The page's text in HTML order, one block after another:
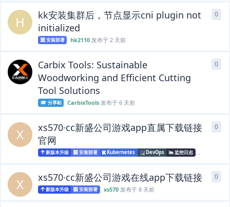
H
kk安装集群后，节点显示cni plugin not
initialized
安装部署 hk2110 发布于2 天前
0
Carbix Tools: Sustainable
Woodworking and Efficient Cutting
Tool Solutions
分享帖 CarbixTools 发布于6 天前
0
X
xs570·cc新盛公司游戏app直属下载链接
官网
新版本升级 安装部署 Kubernetes DevOps 监控日志 xs570
0
X xs570·cc新盛公司游戏在线app下载链接
新版本升级 安装部署 xs570发布于 8 天前
0